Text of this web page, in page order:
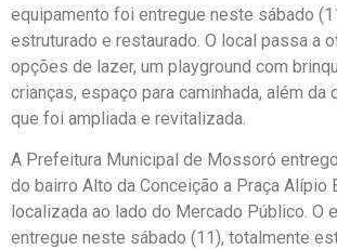
equipamento foi entregue neste sábado
estruturado e restaurado. O local passa a
opções de lazer, um playground com
crianças, espaço para caminhada, além da
que foi ampliada e revitalizada.
A Prefeitura Municipal de Mossoró
do bairro Alto da Conceição a Praça Alípio
localizada ao lado do Mercado Público. O
entregue neste sábado (11), totalmente